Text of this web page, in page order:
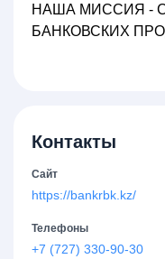
НАША МИССИЯ -
БАНКОВСКИХ
Контакты
Сайт
https://bankrbk.kz/
Телефоны
+7 (727) 330-90-30